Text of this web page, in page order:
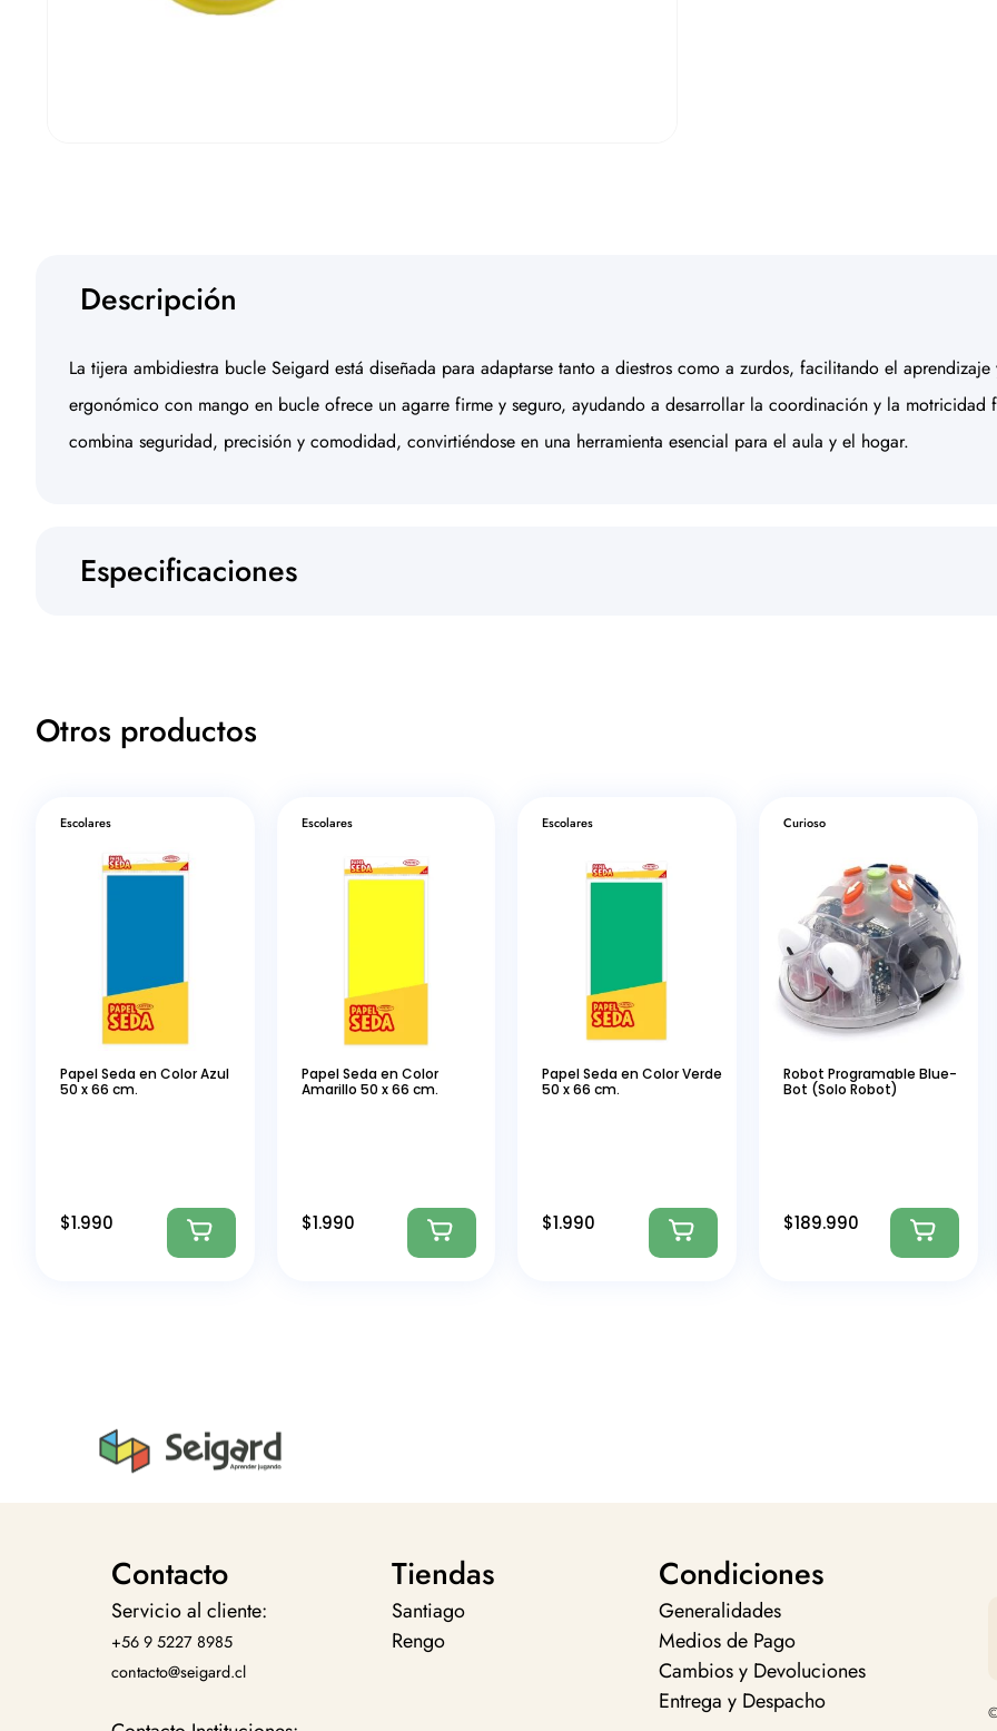
Descripción
La tijera ambidiestra bucle Seigard está diseñada para adaptarse tanto a diestros como a zurdos, facilitando el
ergonómico con mango en bucle ofrece un agarre firme y seguro, ayudando a desarrollar la coordinación y la motricidad
combina seguridad, precisión y comodidad, convirtiéndose en una herramienta esencial para el aula y el hogar.
Especificaciones
Otros productos
Escolares
Papel Seda en Color Azul
50 x 66 cm.
$1.990
Escolares
Papel Seda en Color
Amarillo 50 x 66 cm.
$1.990
Escolares
Papel Seda en Color Verde
50 x 66 cm.
$1.990
Curioso
Robot Programable Blue-
Bot (Solo Robot)
$189.990
Contacto
Servicio al cliente:
+56 9 5227 8985
contacto@seigard.cl
Tiendas
Santiago
Rengo
Condiciones
Generalidades
Medios de Pago
Cambios y Devoluciones
Entrega y Despacho